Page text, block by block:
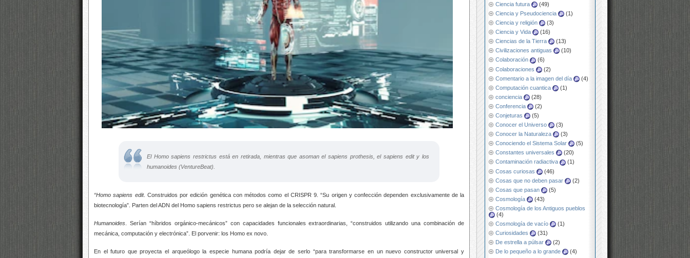
Ciencia futura
(49)
Ciencia y Pseudociencia
(1)
Ciencia y religión
(3)
Ciencia y Vida
(16)
Ciencias de la Tierra
(13)
Civilizaciones antiguas
(10)
Colaboración
(6)
Colaboraciones
(2)
Comentario a la imagen del día
(4)
Computación cuantica
(1)
conciencia
(28)
Conferencia
(2)
Conjeturas
(5)
Conocer el Universo
(3)
Conocer la Naturaleza
(3)
Conociendo el Sistema Solar
(5)
Constantes universales
(20)
Contaminación radiactiva
(1)
Cosas curiosas
(46)
Cosas que no deben pasar
(2)
Cosas que pasan
(5)
Cosmología
(43)
Cosmología de los Antiguos pueblos
(4)
Cosmología de vacío
(1)
Curiosidades
(31)
De estrella a púlsar
(2)
De lo pequeño a lo grande
(4)
El Homo sapiens restrictus está en retirada, mientras que asoman el sapiens prothesis, el sapiens edit y los
humanoides (VentureBeat).
“Homo sapiens edit. Construidos por edición genética con métodos como el CRISPR 9. “Su origen y confección dependen exclusivamente de la
biotecnología”. Parten del ADN del Homo sapiens restrictus pero se alejan de la selección natural.
Humanoides . Serían “híbridos orgánico-mecánicos” con capacidades funcionales extraordinarias, “construidos utilizando una combinación de
mecánica, computación y electrónica”. El porvenir: los Homo ex novo.
En el futuro que proyecta el arqueólogo la especie humana podría dejar de serlo “para transformarse en un nuevo constructor universal y